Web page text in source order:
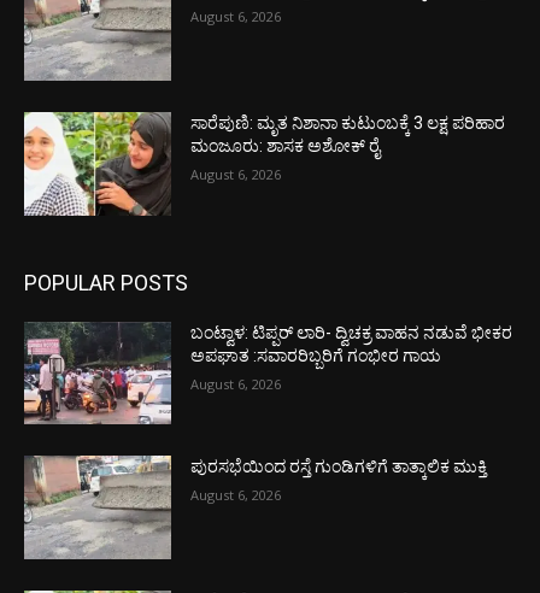
August 6, 2026
ಸಾರೆಪುಣಿ: ಮೃತ ನಿಶಾನಾ ಕುಟುಂಬಕ್ಕೆ 3 ಲಕ್ಷ ಪರಿಹಾರ
ಮಂಜೂರು: ಶಾಸಕ ಅಶೋಕ್ ರೈ
August 6, 2026
POPULAR POSTS
ಬಂಟ್ವಾಳ: ಟಿಪ್ಪರ್ ಲಾರಿ- ದ್ವಿಚಕ್ರ ವಾಹನ ನಡುವೆ ಭೀಕರ
ಅಪಘಾತ :ಸವಾರರಿಬ್ಬರಿಗೆ ಗಂಭೀರ ಗಾಯ
August 6, 2026
ಪುರಸಭೆಯಿಂದ ರಸ್ತೆ ಗುಂಡಿಗಳಿಗೆ ತಾತ್ಕಾಲಿಕ ಮುಕ್ತಿ
August 6, 2026